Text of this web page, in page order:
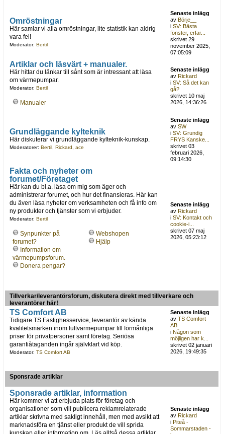
Omröstningar
Här samlar vi alla omröstningar, lite statistik kan aldrig
vara fel!
Moderator: Bertil
Senaste inlägg
avBörje__
iSV: Bästa
fönster, erfar...
skrivet 29
november 2025,
07:05:09
Artiklar och läsvärt + manualer.
Här hittar du länkar till sånt som är intressant att läsa
om värmepumpar.
Moderator: Bertil
Manualer
Senaste inlägg
avRickard
iSV: Så det kan
gå?
skrivet 10 maj
2026, 14:36:26
Grundläggande kylteknik
Här diskuterar vi grundläggande kylteknik-kunskap.
Moderatorer: Bertil, Rickard ace
Senaste inlägg
avSW
iSV: Grundig
FRYS Kanske...
skrivet 03
februari 2026,
09:14:30
Fakta och nyheter om
forumet/Företaget
Här kan du bl.a. läsa om mig som äger och
administrerar forumet, och hur det finansieras. Här kan
du även läsa nyheter om verksamheten och få info om
ny produkter och tjänster som vi erbjuder.
Moderator: Bertil
Synpunkter på
forumet?
Information om
värmepumpsforum.
Donera pengar?
Webshopen
Hjälp
Senaste inlägg
avRickard
iSV: Kontakt och
cookie-i...
skrivet 07 maj
2026, 05:23:12
Tillverkar/leverantörsforum, diskutera direkt med tillverkare och
leverantörer här!
TS Comfort AB
Tidigare TS Fastighesservice, leverantör av kända
kvalitetsmärken inom luftvärmepumpar till förmånliga
priser för privatpersoner samt företag. Seriösa
garantiåtaganden ingår självklart vid köp.
Moderator: TS Comfort AB
Senaste inlägg
avTS Comfort
AB
iNågon som
möjligen har k...
skrivet 02 januari
2026, 19:49:35
Sponsrade artiklar
Sponsrade artiklar, information
Här kommer vi att erbjuda plats för företag och
organisationer som vill publicera reklamrelaterade
artiklar skrivna med sakligt innehåll, men med avsikt att
marknadsföra en tjänst eller produkt de vill sprida
Senaste inlägg
avRickard
iPiteå -
Sommarstaden -